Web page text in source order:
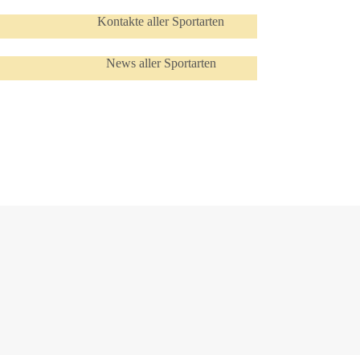
Kontakte aller Sportarten
News aller Sportarten